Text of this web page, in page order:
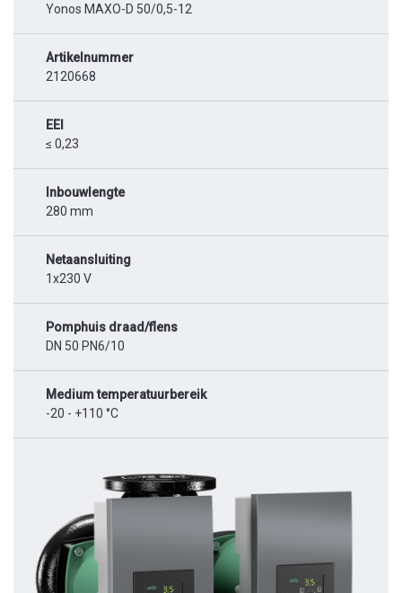
Yonos MAXO-D 50/0,5-12
Artikelnummer
2120668
EEI
≤ 0,23
Inbouwlengte
280 mm
Netaansluiting
1x230 V
Pomphuis draad/flens
DN 50 PN6/10
Medium temperatuurbereik
-20 - +110 °C